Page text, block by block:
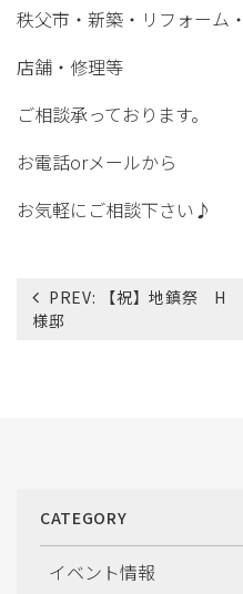
秩父市・新築・リフォーム・
店舗・修理等
ご相談承っております。
お電話orメールから
お気軽にご相談下さい♪
投
PREV:
【祝】地鎮祭 H
様邸
CATEGORY
イベント情報